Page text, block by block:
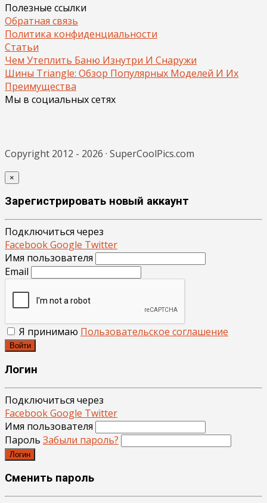
Полезные ссылки
Обратная связь
Политика конфиденциальности
Статьи
Чем Утеплить Баню Изнутри И Снаружи
Шины Triangle: Обзор Популярных Моделей И Их
Преимущества
Мы в социальных сетях
Copyright 2012 - 2026 · SuperCoolPics.com
×
Зарегистрировать новый аккаунт
Подключиться через
FacebookGoogle Twitter
Имя пользователя
Email
Я принимаю Пользовательское соглашение
Войти
Логин
Подключиться через
FacebookGoogle Twitter
Имя пользователя
Пароль Забыли пароль?
Логин
Сменить пароль